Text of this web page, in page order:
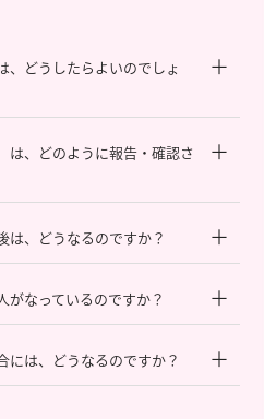
、どうしたらよいのでしょ
は、どのように報告・確認さ
は、どうなるのですか？
がなっているのですか？
には、どうなるのですか？